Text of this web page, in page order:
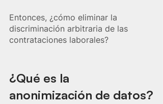
Entonces, ¿cómo eliminar la
discriminación arbitraria de las
contrataciones laborales?
¿Qué es la
anonimización de datos?